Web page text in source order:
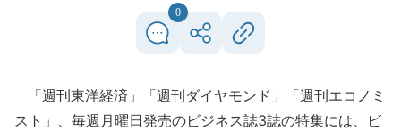
0
「週刊東洋経済」「週刊ダイヤモンド」「週刊エコノミ
スト」、毎週月曜日発売のビジネス誌3誌の特集には、ビ